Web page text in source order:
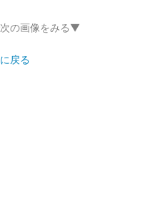
の画像をみる▼
戻る